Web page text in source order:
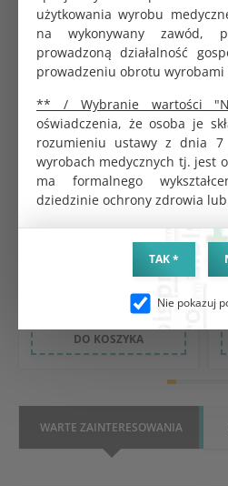
użytkowania wyrobu
na wykonywany zawód,
prowadzoną działalność
prowadzeniu obrotu wyrobami
** / Wybranie wartości
oświadczenia, że osoba je
rozumieniu ustawy z dnia
wyrobach medycznych tj. jest
ma formalnego
dziedzinie ochrony zdrowia
TAK *
Nie pokazuj
Rękawice winylowe
bezpudrowe S niesterylne 100
szt.
KOD PRODUKTU:
DO KOSZYKA
WARTE ZAINTERESOWANIA